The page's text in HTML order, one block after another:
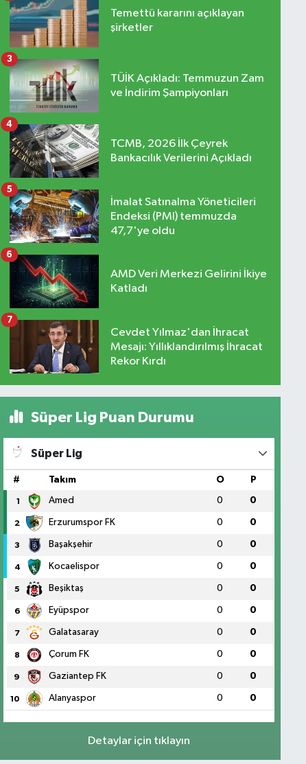
Temettü kararını açıklayan
şirketler
TÜİK Açıkladı: Temmuzun Zam
ve İndirim Şampiyonları
3
TCMB, 2026 İlk Çeyrek
Bankacılık Verilerini Açıkladı
4
İmalat Satınalma Yöneticileri
Endeksi (PMI) temmuzda
47,7'ye oldu
5
AMD Veri Merkezi Gelirini İkiye
Katladı
6
Cevdet Yılmaz'dan İhracat
Mesajı: Yıllıklandırılmış İhracat
Rekor Kırdı
7
Süper Lig Puan Durumu
Süper Lig
# Takım O P
1 Amed 0 0
2 Erzurumspor FK 0 0
3 Başakşehir 0 0
4 Kocaelispor 0 0
5 Beşiktaş 0 0
6 Eyüpspor 0 0
7 Galatasaray 0 0
8 Çorum FK 0 0
9 Gaziantep FK 0 0
10 Alanyaspor 0 0
Detaylar için tıklayın